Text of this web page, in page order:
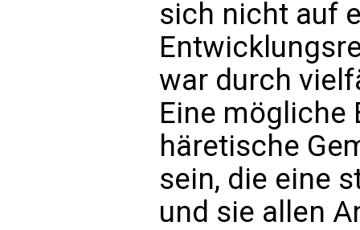
sich nicht auf
war durch
Eine mögliche
häretische
sein, die eine
und sie allen